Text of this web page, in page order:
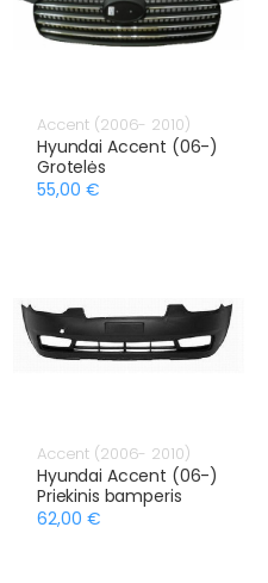
Accent (2006- 2010)
Hyundai Accent (06-)
Grotelės
55,00 €
Accent (2006- 2010)
Hyundai Accent (06-)
Priekinis bamperis
62,00 €